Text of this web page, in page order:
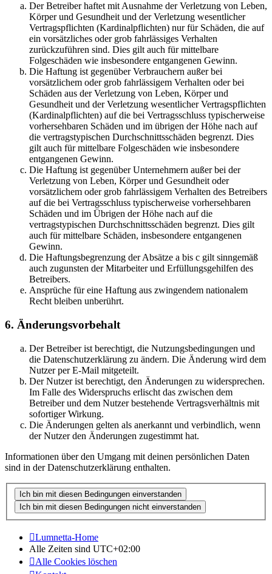
Der Betreiber haftet mit Ausnahme der Verletzung von Leben,
Körper und Gesundheit und der Verletzung wesentlicher
Vertragspflichten (Kardinalpflichten) nur für Schäden, die auf
ein vorsätzliches oder grob fahrlässiges Verhalten
zurückzuführen sind. Dies gilt auch für mittelbare
Folgeschäden wie insbesondere entgangenen Gewinn.
Die Haftung ist gegenüber Verbrauchern außer bei
vorsätzlichem oder grob fahrlässigem Verhalten oder bei
Schäden aus der Verletzung von Leben, Körper und
Gesundheit und der Verletzung wesentlicher Vertragspflichten
(Kardinalpflichten) auf die bei Vertragsschluss typischerweise
vorhersehbaren Schäden und im übrigen der Höhe nach auf
die vertragstypischen Durchschnittsschäden begrenzt. Dies
gilt auch für mittelbare Folgeschäden wie insbesondere
entgangenen Gewinn.
Die Haftung ist gegenüber Unternehmern außer bei der
Verletzung von Leben, Körper und Gesundheit oder
vorsätzlichem oder grob fahrlässigem Verhalten des Betreibers
auf die bei Vertragsschluss typischerweise vorhersehbaren
Schäden und im Übrigen der Höhe nach auf die
vertragstypischen Durchschnittsschäden begrenzt. Dies gilt
auch für mittelbare Schäden, insbesondere entgangenen
Gewinn.
Die Haftungsbegrenzung der Absätze a bis c gilt sinngemäß
auch zugunsten der Mitarbeiter und Erfüllungsgehilfen des
Betreibers.
Ansprüche für eine Haftung aus zwingendem nationalem
Recht bleiben unberührt.
6. Änderungsvorbehalt
Der Betreiber ist berechtigt, die Nutzungsbedingungen und
die Datenschutzerklärung zu ändern. Die Änderung wird dem
Nutzer per E-Mail mitgeteilt.
Der Nutzer ist berechtigt, den Änderungen zu widersprechen.
Im Falle des Widerspruchs erlischt das zwischen dem
Betreiber und dem Nutzer bestehende Vertragsverhältnis mit
sofortiger Wirkung.
Die Änderungen gelten als anerkannt und verbindlich, wenn
der Nutzer den Änderungen zugestimmt hat.
Informationen über den Umgang mit deinen persönlichen Daten
sind in der Datenschutzerklärung enthalten.
Lumnetta-Home
Alle Zeiten sind UTC+02:00
Alle Cookies löschen